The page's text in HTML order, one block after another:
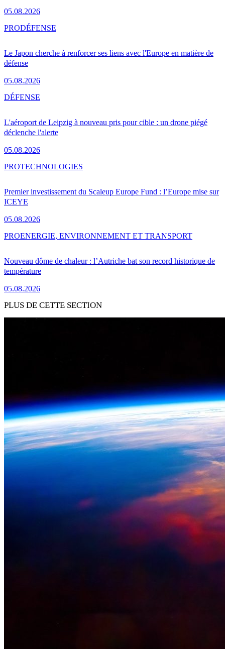
05.08.2026
Le Japon cherche à renforcer ses liens avec l'Europe en matière de
défense
05.08.2026
PRODÉFENSE
L'aéroport de Leipzig à nouveau pris pour cible : un drone piégé
déclenche l'alerte
05.08.2026
DÉFENSE
Premier investissement du Scaleup Europe Fund : l’Europe mise sur
ICEYE
05.08.2026
PROTECHNOLOGIES
Nouveau dôme de chaleur : l’Autriche bat son record historique de
température
05.08.2026
PROENERGIE, ENVIRONNEMENT ET TRANSPORT
PLUS DE CETTE SECTION